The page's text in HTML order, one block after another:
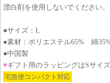
漂白剤を使用しないでください。
●サイズ：L
●素材：ポリエステル65% 綿
●中国製
♥ギフト用のラッピングはSサイ
宅急便コンパクト対応